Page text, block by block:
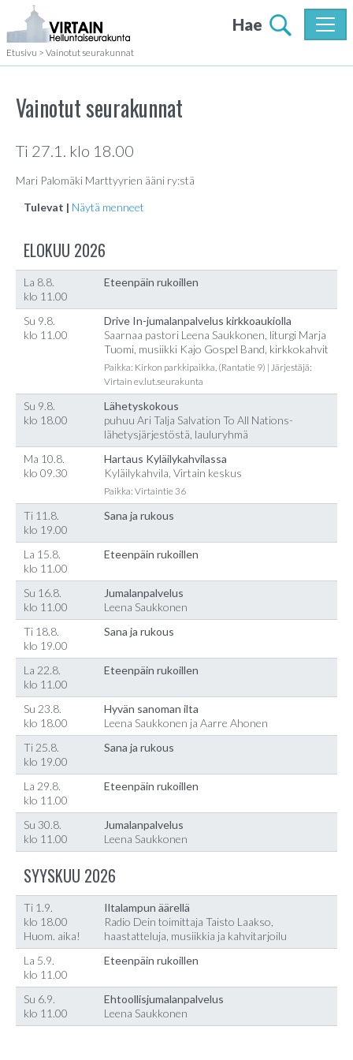
Hae
Etusivu > Vainotut seurakunnat
Vainotut seurakunnat
Ti 27.1. klo 18.00
Mari Palomäki Marttyyrien ääni ry:stä
Tulevat | Näytä menneet
ELOKUU 2026
La 8.8.
klo 11.00
Eteenpäin rukoillen
Su 9.8.
klo 11.00
Drive In-jumalanpalvelus kirkkoaukiolla
Saarnaa pastori Leena Saukkonen, liturgi Marja
Tuomi, musiikki Kajo Gospel Band, kirkkokahvit
Paikka: Kirkon parkkipaikka, (Rantatie 9) | Järjestäjä:
Virtain ev.lut.seurakunta
Su 9.8.
klo 18.00
Lähetyskokous
puhuu Ari Talja Salvation To All Nations-
lähetysjärjestöstä, lauluryhmä
Ma 10.8.
klo 09.30
Hartaus Kyläilykahvilassa
Kyläilykahvila, Virtain keskus
Paikka: Virtaintie 36
Ti 11.8.
klo 19.00
Sana ja rukous
La 15.8.
klo 11.00
Eteenpäin rukoillen
Su 16.8.
klo 11.00
Jumalanpalvelus
Leena Saukkonen
Ti 18.8.
klo 19.00
Sana ja rukous
La 22.8.
klo 11.00
Eteenpäin rukoillen
Su 23.8.
klo 18.00
Hyvän sanoman ilta
Leena Saukkonen ja Aarre Ahonen
Ti 25.8.
klo 19.00
Sana ja rukous
La 29.8.
klo 11.00
Eteenpäin rukoillen
Su 30.8.
klo 11.00
Jumalanpalvelus
Leena Saukkonen
SYYSKUU 2026
Ti 1.9.
klo 18.00
Huom. aika!
Iltalampun äärellä
Radio Dein toimittaja Taisto Laakso,
haastatteluja, musiikkia ja kahvitarjoilu
La 5.9.
klo 11.00
Eteenpäin rukoillen
Su 6.9.
klo 11.00
Ehtoollisjumalanpalvelus
Leena Saukkonen